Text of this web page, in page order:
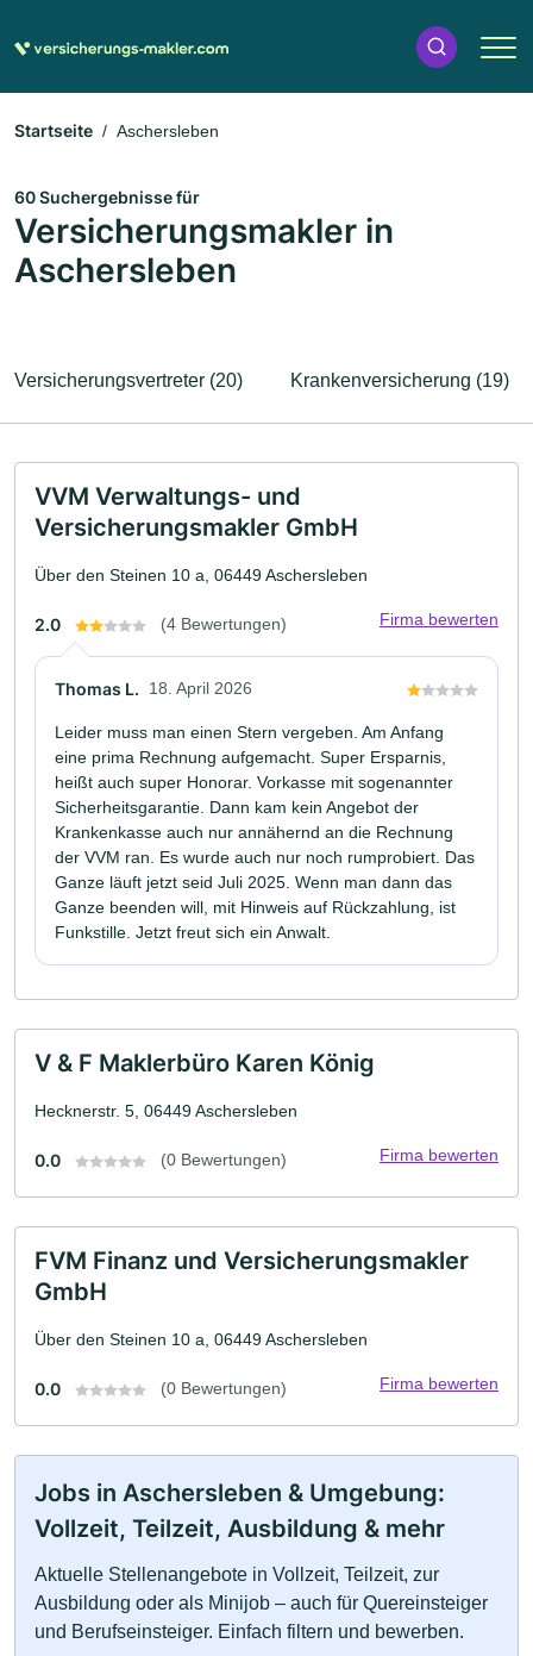
Startseite Aschersleben
60 Suchergebnisse für
Versicherungsmakler in
Aschersleben
Versicherungsvertreter (20) Krankenversicherung (19)
VVM Verwaltungs- und
Versicherungsmakler GmbH
Über den Steinen 10 a, 06449 Aschersleben
2.0 (4 Bewertungen) Firma bewerten
Thomas L. 18. April 2026
Leider muss man einen Stern vergeben. Am Anfang
eine prima Rechnung aufgemacht. Super Ersparnis,
heißt auch super Honorar. Vorkasse mit sogenannter
Sicherheitsgarantie. Dann kam kein Angebot der
Krankenkasse auch nur annähernd an die Rechnung
der VVM ran. Es wurde auch nur noch rumprobiert. Das
Ganze läuft jetzt seid Juli 2025. Wenn man dann das
Ganze beenden will, mit Hinweis auf Rückzahlung, ist
Funkstille. Jetzt freut sich ein Anwalt.
V & F Maklerbüro Karen König
Hecknerstr. 5, 06449 Aschersleben
0.0 (0 Bewertungen) Firma bewerten
FVM Finanz und Versicherungsmakler
GmbH
Über den Steinen 10 a, 06449 Aschersleben
0.0 (0 Bewertungen) Firma bewerten
Jobs in Aschersleben & Umgebung:
Vollzeit, Teilzeit, Ausbildung & mehr
Aktuelle Stellenangebote in Vollzeit, Teilzeit, zur
Ausbildung oder als Minijob – auch für Quereinsteiger
und Berufseinsteiger. Einfach filtern und bewerben.